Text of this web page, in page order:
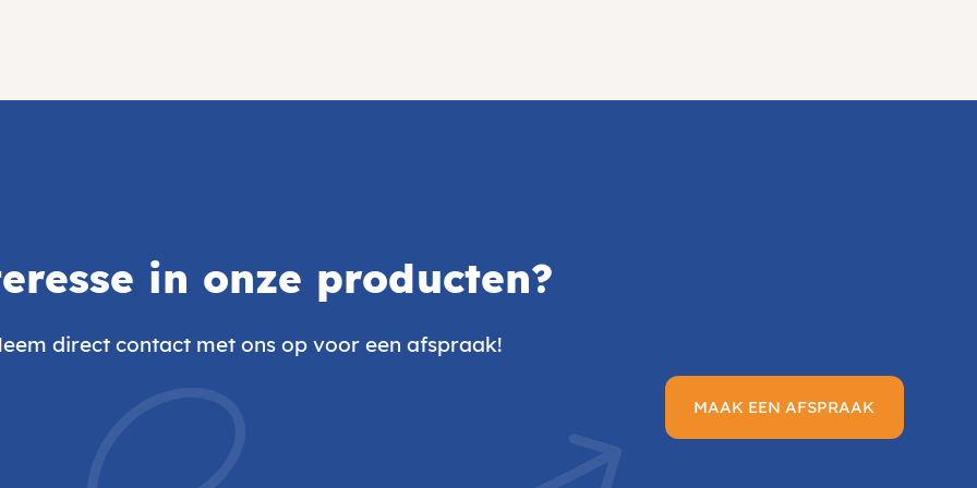
in onze producten?
direct contact met ons op voor een afspraak!
MAAK EEN AFSPRAAK